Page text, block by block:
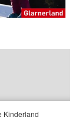
Kinderland